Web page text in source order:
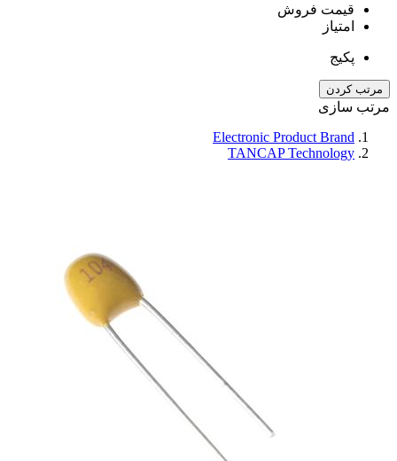
قیمت فروش
امتیاز
پکیج
کردن
سازی
Electronic Product Brand
TANCAP Technology